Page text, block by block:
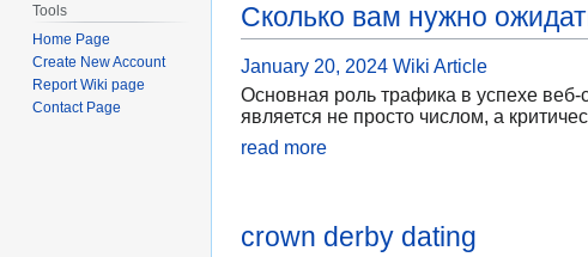
Сколько вам нужно
January 20, 2024 Wiki Article
Основная роль трафика в успехе
является не просто числом, а
read more
crown derby dating
Tools
Home Page
Create New Account
Report Wiki page
Contact Page